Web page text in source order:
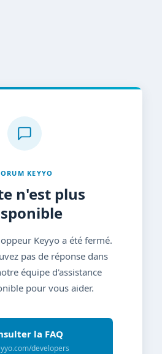
KEYYO
n'est plus
Keyyo a été fermé.
pas de réponse dans
équipe d'assistance
pour vous aider.
la FAQ
developers